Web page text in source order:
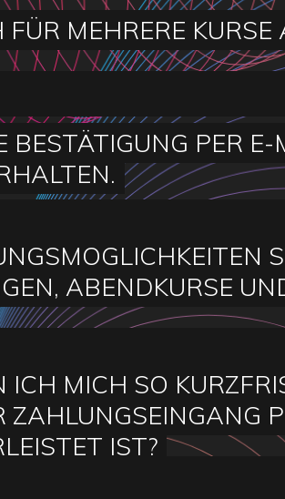
MEHRERE KURSE
BESTÄTIGUNG PER
ABENDKURSE
MICH SO
ZAHLUNGSEINGANG
IST?